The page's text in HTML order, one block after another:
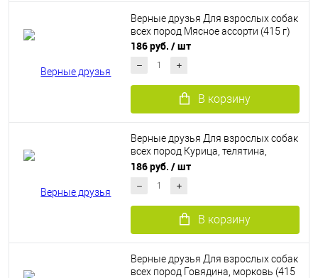
Верные друзья Для взрослых собак
всех пород Мясное ассорти (415 г)
186 руб. / шт
В корзину
Верные друзья Для взрослых собак
всех пород Курица, телятина,
морковь (415 г)
186 руб. / шт
В корзину
Верные друзья Для взрослых собак
всех пород Говядина, морковь (415